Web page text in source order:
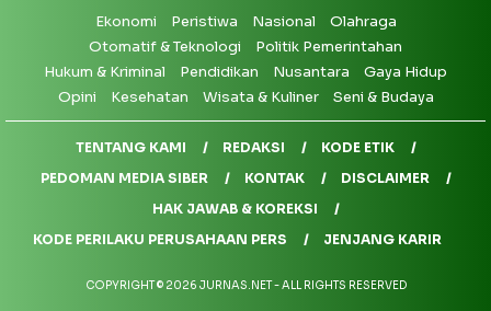
Ekonomi Peristiwa Nasional
Olahraga
Otomatif & Teknologi
Politik Pemerintahan
Hukum & Kriminal
Pendidikan Nusantara
Gaya Hidup
Opini
Kesehatan Wisata & Kuliner Seni & Budaya
TENTANG KAMI REDAKSI
KODE ETIK
PEDOMAN MEDIA SIBER
KONTAK
DISCLAIMER
HAK JAWAB & KOREKSI
KODE PERILAKU PERUSAHAAN PERS
JENJANG KARIR
COPYRIGHT © 2026 JURNAS.NET - ALL RIGHTS RESERVED